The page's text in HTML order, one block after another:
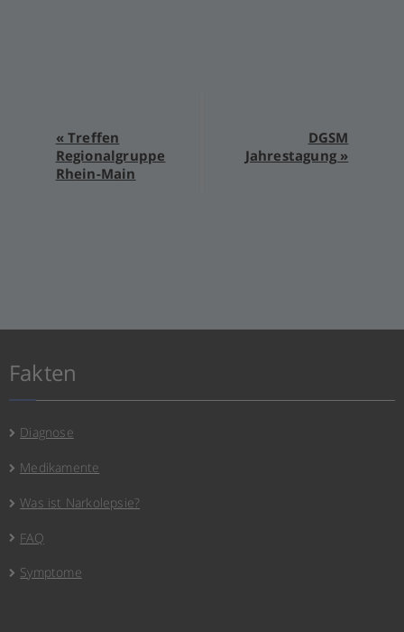
Veranstaltung-
Navigation
«Treffen
Regionalgruppe
Rhein-Main
DGSM
Jahrestagung »
Fakten
Diagnose
Medikamente
Was ist Narkolepsie?
FAQ
Symptome